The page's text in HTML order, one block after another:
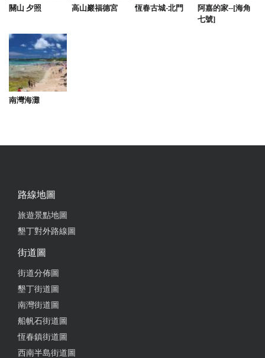
from google
環境很優 設備也齊全 而且完全不怕吵到鄰居 唱歌直
接唱到飽 歌單很新喔！ 小朋友玩水也玩的很開心 超
適合跟好朋友一起包棟
孩都玩得超開心！整棟空間非常寬敞，每個家庭都有
廳、餐廳和戶外區域都很適合大家一起活動。 孩子們
最愛戶外的戲水池，幾乎一整天都泡在水裡，完全放
電；大人則可以在旁邊放鬆聊天，看著小孩玩耍也很
到童年那種無憂無慮的夏日時光。 民宿主人親切熱
情，環境也維護得非常整潔，設備齊全、備品用心，
真的很適合家庭旅遊或朋友包棟聚會。 這趟旅程充滿
美好回憶，我們已經在討論下次再來的時間了，超推
薦！
關山 夕照 高山巖福德宮 恆春古城-北門
阿嘉的家--[海角
七號]
南灣海灘
路線地圖
旅遊景點地圖
墾丁對外路線圖
街道圖
街道分佈圖
墾丁街道圖
南灣街道圖
船帆石街道圖
恆春鎮街道圖
西南半島街道圖